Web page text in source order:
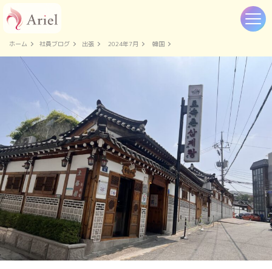
ホーム 社員ブログ 出張 2024年7月 韓国